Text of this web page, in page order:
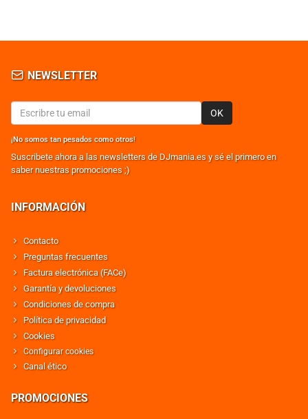
NEWSLETTER
OK
¡No somos tan pesados como otros!
Suscribete ahora a las newsletters de DJmania.es y sé el primero en
saber nuestras promociones ;)
INFORMACIÓN
Contacto
Preguntas frecuentes
Factura electrónica (FACe)
Garantía y devoluciones
Condiciones de compra
Política de privacidad
Cookies
Configurar cookies
Canal ético
PROMOCIONES